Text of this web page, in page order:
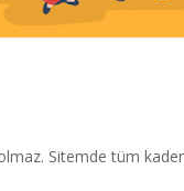
Sitemde tüm